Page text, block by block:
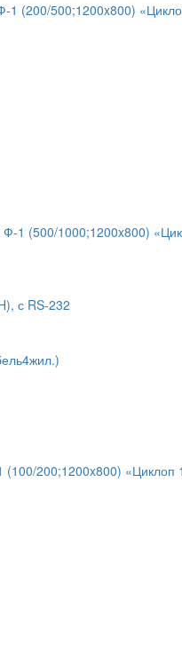
(200/500;1200x800)
1 (500/1000;1200x800)
с RS-232
200;1200x800) «Циклоп